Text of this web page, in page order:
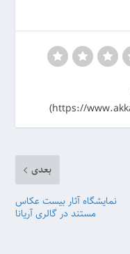
بعدی
نمایشگاه آثار بیست عکاس
مستند در گالری آریانا